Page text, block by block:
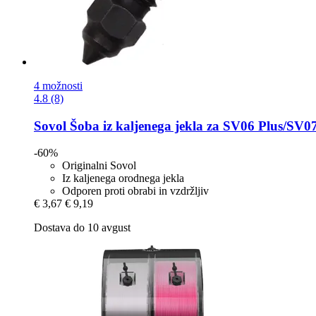
4 možnosti
4.8 (8)
Sovol Šoba iz kaljenega jekla za SV06 Plus/
-60%
Originalni Sovol
Iz kaljenega orodnega jekla
Odporen proti obrabi in vzdržljiv
€ 3,67 € 9,19
Dostava do 10 avgust